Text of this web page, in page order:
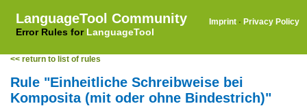
LanguageTool Community
Error Rules for LanguageTool
Imprint · Privacy Policy
<< return to list of rules
Rule "Einheitliche Schreibweise bei
Komposita (mit oder ohne Bindestrich)"